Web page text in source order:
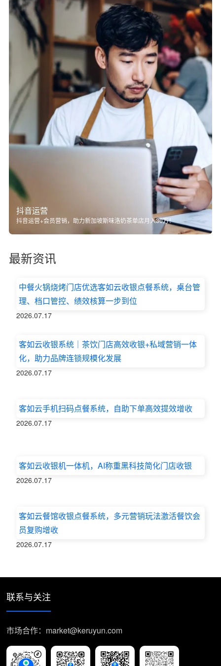
抖音运营
抖音运营+会员营销，助力新加坡斯味洛奶茶单店月入30万！
最新资讯
中餐火锅烧烤门店优选客如云收银点餐系统，桌台管
理、档口管控、绩效核算一步到位
2026.07.17
客如云收银系统｜茶饮门店高效收银+私域营销一体
化，助力品牌连锁规模化发展
2026.07.17
客如云手机扫码点餐系统，自助下单高效提效增收
2026.07.17
客如云收银机一体机，AI称重黑科技简化门店收银
2026.07.17
客如云餐馆收银点餐系统，多元营销玩法激活餐饮会
员复购增收
2026.07.17
联系与关注
市场合作：market@keruyun.com